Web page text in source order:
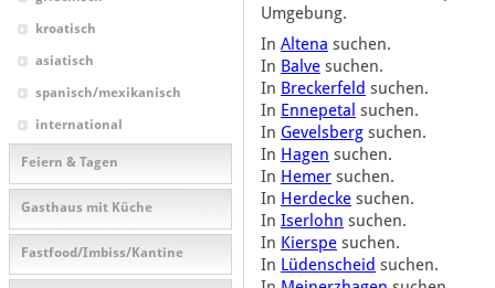
kroatisch
asiatisch
spanisch/mexikanisch
international
Feiern & Tagen
Gasthaus mit Küche
Fastfood/Imbiss/Kantine
Umgebung.
In Altena suchen.
In Balve suchen.
In Breckerfeld suchen.
In Ennepetal suchen.
In Gevelsberg suchen.
In Hagen suchen.
In Hemer suchen.
In Herdecke suchen.
In Iserlohn suchen.
In Kierspe suchen.
In Lüdenscheid suchen.